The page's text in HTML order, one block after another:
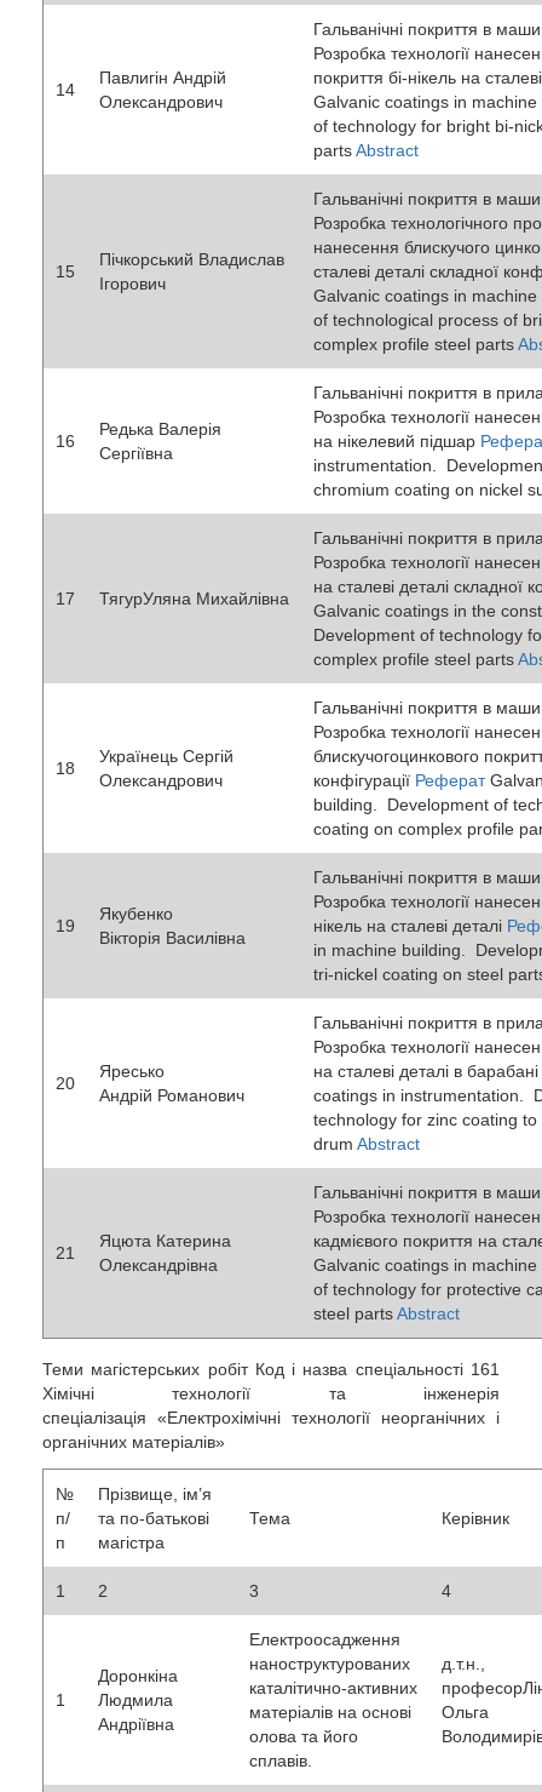
14
Павлигін Андрій
Олександрович
Гальванічні покриття в
Розробка технології
покриття бі-нікель на
Galvanic coatings in
of technology for bright bi-
partsAbstract
15
Пічкорський Владислав
Ігорович
Гальванічні покриття в
Розробка технологічного
нанесення блискучого
сталеві деталі складної
Galvanic coatings in
of technological process of
complex profile steel parts
16
Редька Валерія
Сергіївна
Гальванічні покриття в
Розробка технології
на нікелевий підшар
instrumentation.
chromium coating on nickel
17 ТягурУляна Михайлівна
Гальванічні покриття в
Розробка технології
на сталеві деталі складної
Galvanic coatings in the
Development of technology
complex profile steel parts
18
Українець Сергій
Олександрович
Гальванічні покриття в
Розробка технології
блискучогоцинкового
конфігурації Реферат
building. Development of
coating on complex profile
19
Якубенко
Вікторія Василівна
Гальванічні покриття в
Розробка технології
нікель на сталеві деталі
in machine building.
tri-nickel coating on steel
20
Яресько
Андрій Романович
Гальванічні покриття в
Розробка технології
на сталеві деталі в барабані
coatings in instrumentation.
technology for zinc coating
drum Abstract
21
Яцюта Катерина
Олександрівна
Гальванічні покриття в
Розробка технології
кадмієвого покриття на
Galvanic coatings in
of technology for protective
steel partsAbstract
Теми магістерських робіт Код і назва спеціальності 161
Хімічні технології та інженерія
спеціалізація «Електрохімічні технології неорганічних і
органічних матеріалів»
№
п/
п
Прізвище, ім’я
та по-батькові
магістра
Тема Керівник
1 2 3 4
1
Доронкіна
Людмила
Андріївна
Електроосадження
наноструктурованих
каталітично-активних
матеріалів на основі
олова та його
сплавів.
д.т.н.,
Ольга